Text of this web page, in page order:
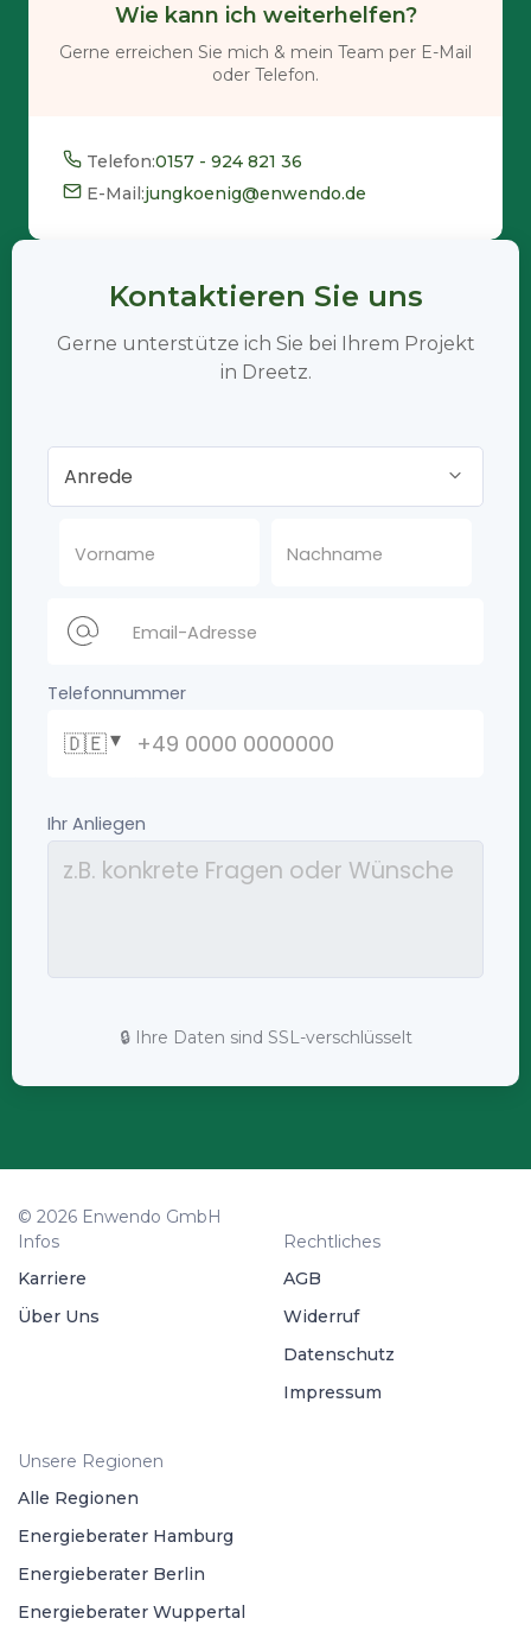
Wie kann ich weiterhelfen?
Gerne erreichen Sie mich & mein Team per E-Mail
oder Telefon.
Telefon:0157 - 924 821 36
E-Mail:jungkoenig@enwendo.de
Kontaktieren Sie uns
Gerne unterstütze ich Sie bei Ihrem Projekt
in Dreetz.
🔒 Ihre Daten sind SSL-verschlüsselt
© 2026 Enwendo GmbH
Infos
Karriere
Über Uns
Rechtliches
AGB
Widerruf
Datenschutz
Impressum
Unsere Regionen
Alle Regionen
Energieberater Hamburg
Energieberater Berlin
Energieberater Wuppertal